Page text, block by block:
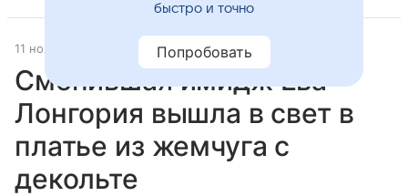
11 ноября 2025 Леди Mail Светская жизнь
Сменившая имидж Ева
Лонгория вышла в свет в
платье из жемчуга с
декольте
быстро и точно
Попробовать